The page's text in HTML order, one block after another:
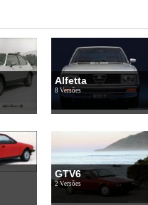
Alfetta
8 Versões
GTV6
2 Versões